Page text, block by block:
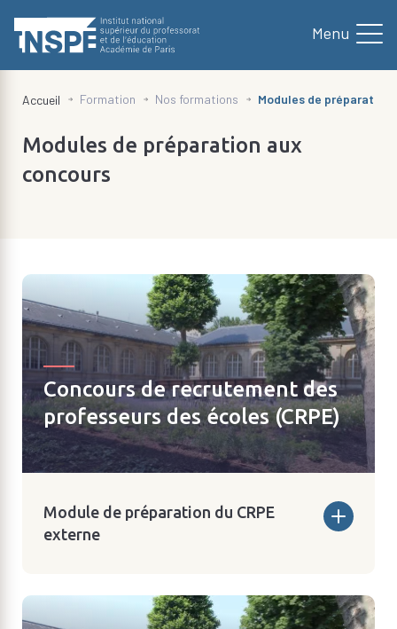
contenu
principal
d'Ariane
Accueil Formation Nos formations Modules de préparation
Modules de préparation aux
concours
Concours de recrutement des
professeurs des écoles (CRPE)
Module de préparation du CRPE
externe